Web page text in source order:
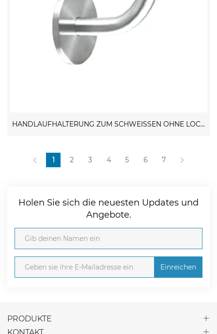
HANDLAUFHALTERUNG ZUM SCHWEISSEN OHNE LOCH
1 2 3 4 5 6 7
Holen Sie sich die neuesten Updates und
Angebote.
Einreichen
PRODUKTE
KONTAKT